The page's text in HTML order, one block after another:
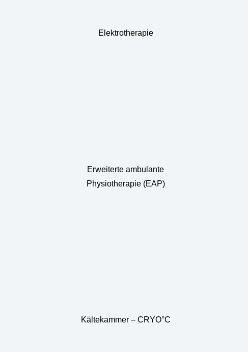
Elektrotherapie
Erweiterte ambulante
Physiotherapie (EAP)
Kältekammer – CRYO°C